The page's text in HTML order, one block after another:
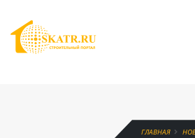
ГЛАВНАЯ